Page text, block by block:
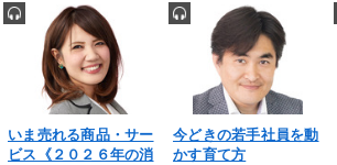
いま売れる商品・サー
ビス《２０２６年の消
今どきの若手社員を動
かす育て方